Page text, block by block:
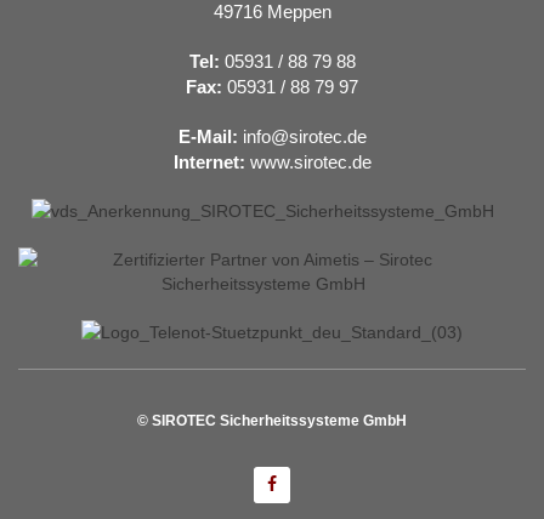
49716 Meppen
Tel: 05931 / 88 79 88
Fax: 05931 / 88 79 97
E-Mail: info@sirotec.de
Internet: www.sirotec.de
© SIROTEC Sicherheitssysteme GmbH